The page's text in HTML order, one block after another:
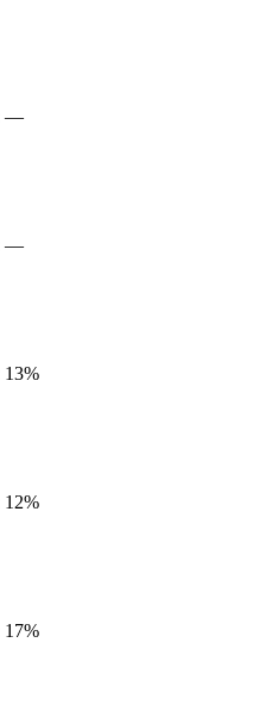
—
—
13%
12%
17%